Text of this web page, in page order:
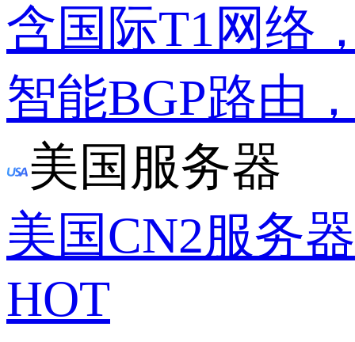
含国际T1网络
智能BGP路由
美国服务器
美国CN2服务器
HOT